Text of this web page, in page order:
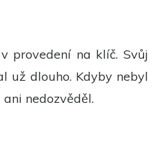
provedení na klíč. Svůj
už dlouho. Kdyby nebyl
ani nedozvěděl.